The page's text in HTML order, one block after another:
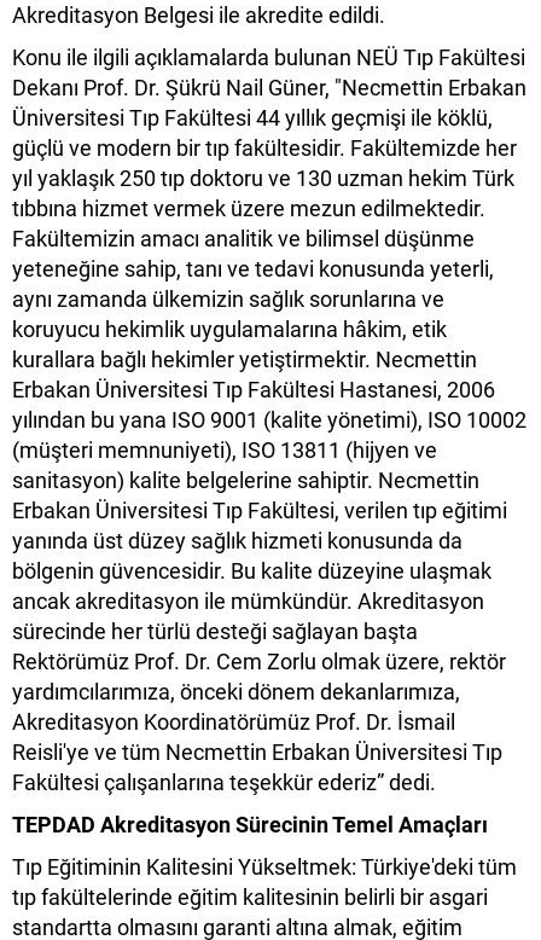
Akreditasyon Belgesi ile akredite edildi.
Konu ile ilgili açıklamalarda bulunan NEÜ Tıp Fakültesi
Dekanı Prof. Dr. Şükrü Nail Güner, "Necmettin Erbakan
Üniversitesi Tıp Fakültesi 44 yıllık geçmişi ile köklü,
güçlü ve modern bir tıp fakültesidir. Fakültemizde her
yıl yaklaşık 250 tıp doktoru ve 130 uzman hekim Türk
tıbbına hizmet vermek üzere mezun edilmektedir.
Fakültemizin amacı analitik ve bilimsel düşünme
yeteneğine sahip, tanı ve tedavi konusunda yeterli,
aynı zamanda ülkemizin sağlık sorunlarına ve
koruyucu hekimlik uygulamalarına hâkim, etik
kurallara bağlı hekimler yetiştirmektir. Necmettin
Erbakan Üniversitesi Tıp Fakültesi Hastanesi, 2006
yılından bu yana ISO 9001 (kalite yönetimi), ISO 10002
(müşteri memnuniyeti), ISO 13811 (hijyen ve
sanitasyon) kalite belgelerine sahiptir. Necmettin
Erbakan Üniversitesi Tıp Fakültesi, verilen tıp eğitimi
yanında üst düzey sağlık hizmeti konusunda da
bölgenin güvencesidir. Bu kalite düzeyine ulaşmak
ancak akreditasyon ile mümkündür. Akreditasyon
sürecinde her türlü desteği sağlayan başta
Rektörümüz Prof. Dr. Cem Zorlu olmak üzere, rektör
yardımcılarımıza, önceki dönem dekanlarımıza,
Akreditasyon Koordinatörümüz Prof. Dr. İsmail
Reisli'ye ve tüm Necmettin Erbakan Üniversitesi Tıp
Fakültesi çalışanlarına teşekkür ederiz” dedi.
TEPDAD Akreditasyon Sürecinin Temel Amaçları
Tıp Eğitiminin Kalitesini Yükseltmek: Türkiye'deki tüm
tıp fakültelerinde eğitim kalitesinin belirli bir asgari
standartta olmasını garanti altına almak, eğitim